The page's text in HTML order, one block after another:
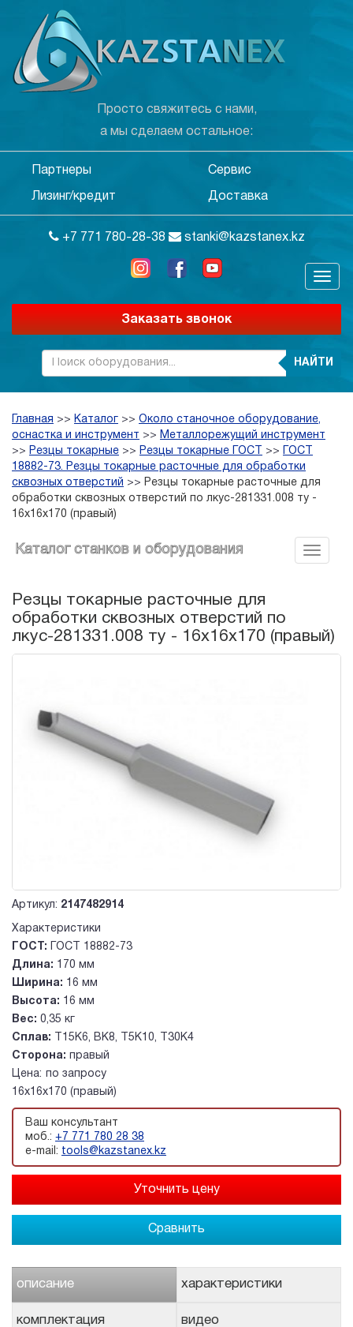
Просто свяжитесь с нами,
а мы сделаем остальное:
Партнеры Сервис
Лизинг/кредит Доставка
+7 771 780-28-38 stanki@kazstanex.kz
Заказать звонок
НАЙТИ
Главная >> Каталог >> Около станочное оборудование,
оснастка и инструмент >> Металлорежущий инструмент
>> Резцы токарные >> Резцы токарные ГОСТ >>
ГОСТ
18882-73. Резцы токарные расточные для обработки
сквозных отверстий >> Резцы токарные расточные для
обработки сквозных отверстий по лкус-281331.008 ту -
16х16х170 (правый)
Каталог станков и оборудования
Резцы токарные расточные для
обработки сквозных отверстий по
лкус-281331.008 ту - 16х16х170 (правый)
Артикул: 2147482914
Характеристики
ГОСТ:
ГОСТ 18882-73
Длина: 170 мм
Ширина: 16 мм
Высота: 16 мм
Вес: 0,35 кг
Сплав:
Т15К6, ВК8, Т5К10, Т30К4
Сторона: правый
Цена:
по запросу
16х16х170 (правый)
Ваш консультант
моб.: +7 771 780 28 38
e-mail: tools@kazstanex.kz
Сравнить
описание характеристики
комплектация видео